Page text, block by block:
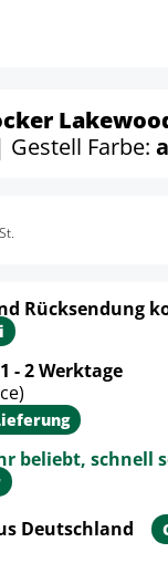
Gestell Farbe:
Rücksendung
- 2 Werktage
beliebt, schnell
Deutschland